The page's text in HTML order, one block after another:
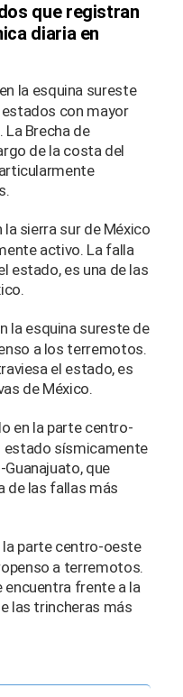
que registran
diaria en
la esquina sureste
con mayor
Brecha de
de la costa del
la sierra sur de México
activo. La falla
estado, es una de las
la esquina sureste de
a los terremotos.
el estado, es
de México.
en la parte centro-
estado sísmicamente
que
de las fallas más
la parte centro-oeste
a terremotos.
encuentra frente a la
las trincheras más